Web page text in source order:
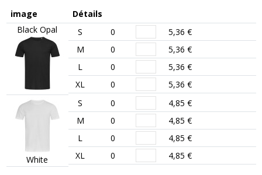
image
Détails
Black Opal
S 0
5,36 €
M
0
5,36 €
L
0
5,36 €
XL
0 5,36 €
White
S 0
4,85 €
M
0
4,85 €
L
0
4,85 €
XL
0 4,85 €